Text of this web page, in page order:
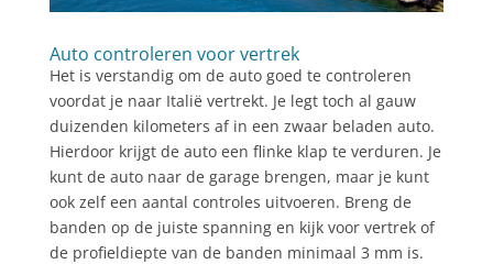
Auto controleren voor vertrek
Het is verstandig om de auto goed te controleren
voordat je naar Italië vertrekt. Je legt toch al gauw
duizenden kilometers af in een zwaar beladen auto.
Hierdoor krijgt de auto een flinke klap te verduren. Je
kunt de auto naar de garage brengen, maar je kunt
ook zelf een aantal controles uitvoeren. Breng de
banden op de juiste spanning en kijk voor vertrek of
de profieldiepte van de banden minimaal 3 mm is.